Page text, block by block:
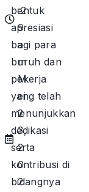
:2
9
a
m
M
ei
2
3,
2
0
2
bentuk
apresiasi
bagi para
buruh dan
pekerja
yang telah
menunjukkan
dedikasi
serta
kontribusi di
bidangnya